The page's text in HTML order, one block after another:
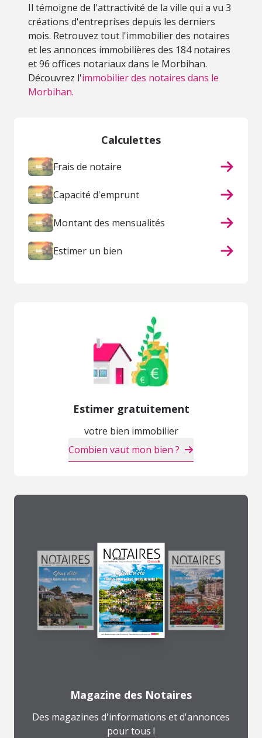
Il témoigne de l'attractivité de la ville qui a vu 3
créations d'entreprises depuis les derniers
mois. Retrouvez tout l'immobilier des notaires
et les annonces immobilières des 184 notaires
et 96 offices notariaux dans le Morbihan.
Découvrez l'immobilier des notaires dans le
Morbihan.
Calculettes
Frais de notaire
Capacité d'emprunt
Montant des mensualités
Estimer un bien
Estimer gratuitement
votre bien immobilier
Combien vaut mon bien ?
Magazine des Notaires
Des magazines d'informations et d'annonces
pour tous !